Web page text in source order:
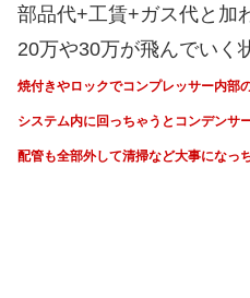
部品代+工賃+ガス代と加
20万や30万が飛んでいく
焼付きやロックでコンプレッサー内部
システム内に回っちゃうと コンデンサ
配管も全部外して清掃など大事になっ